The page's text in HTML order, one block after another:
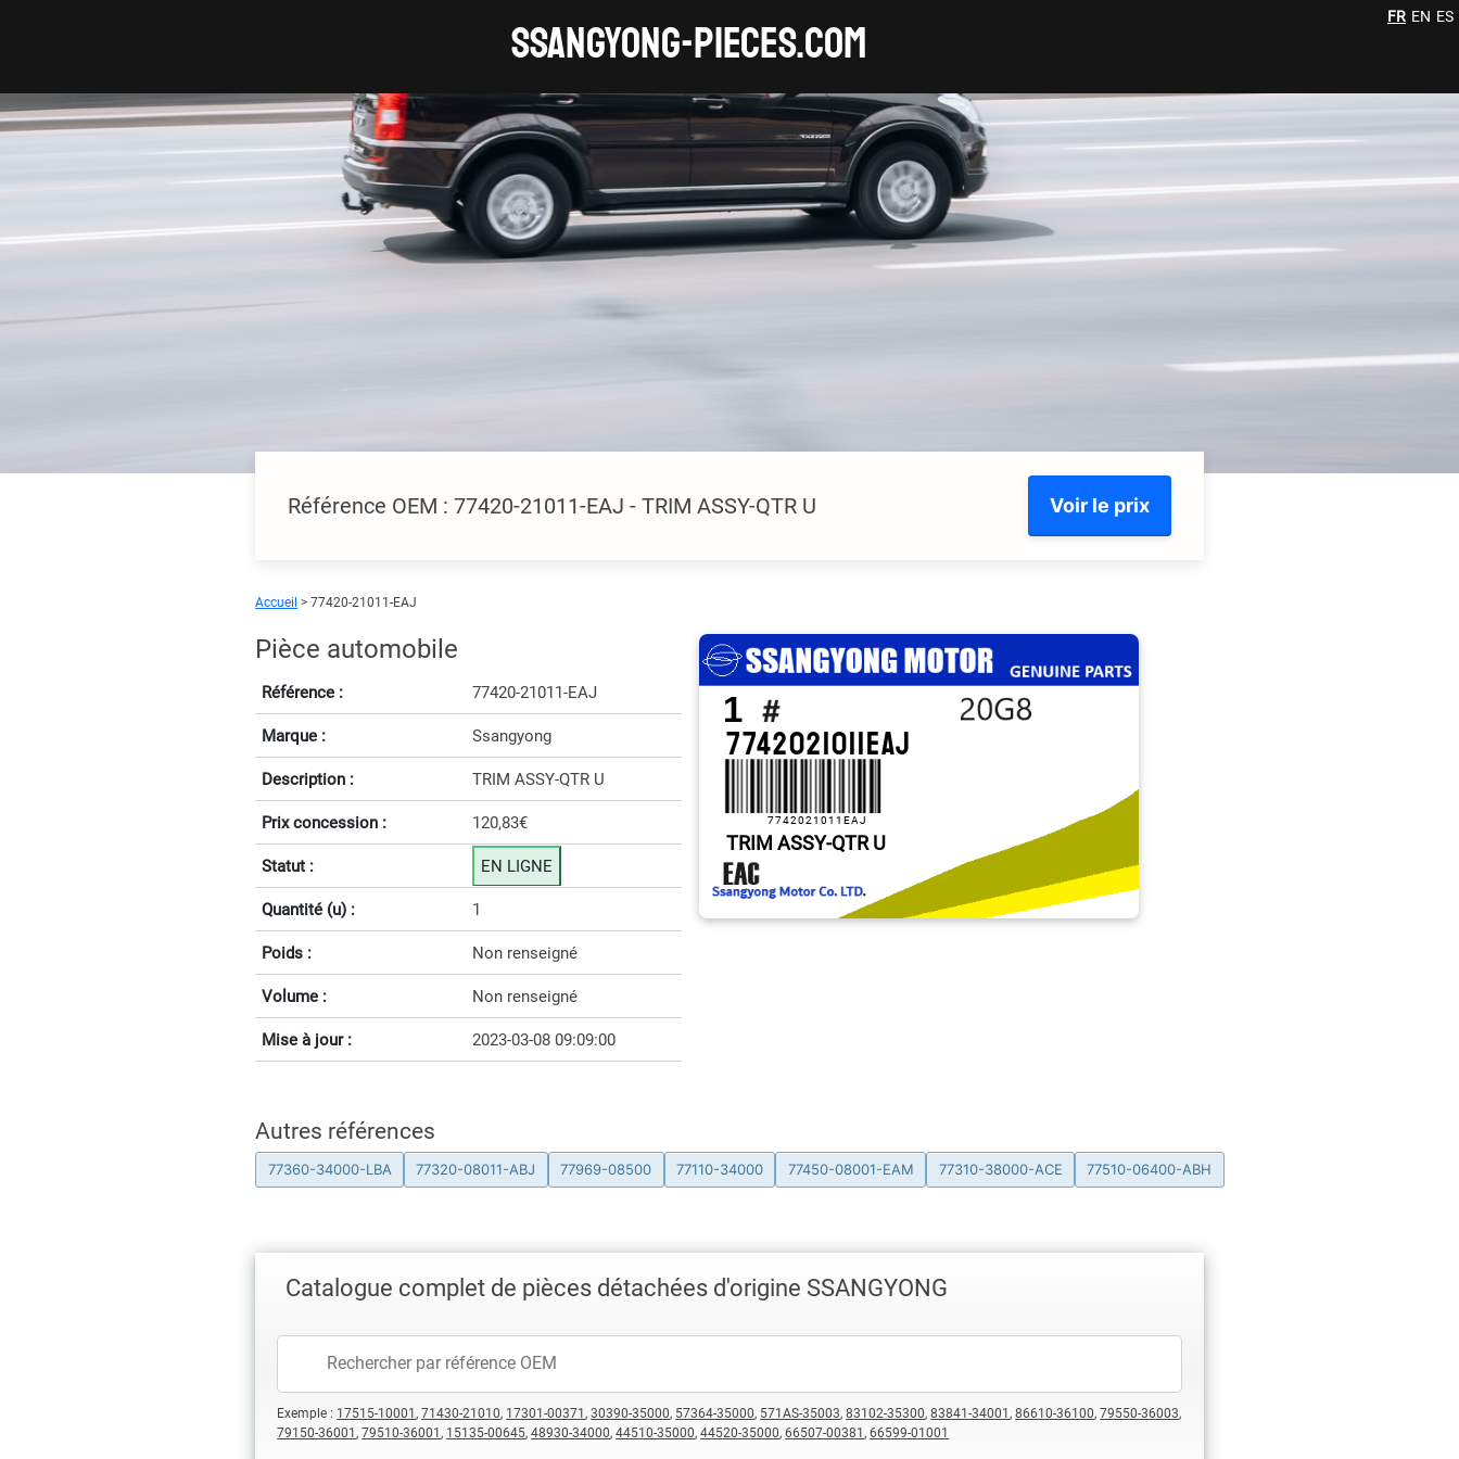
SSANGYONG-pieces.com FR EN ES
Référence OEM : 77420-21011-EAJ - TRIM ASSY-QTR U Voir le prix
Accueil > 77420-21011-EAJ
Pièce automobile
Référence : 77420-21011-EAJ
Marque : Ssangyong
Description : TRIM ASSY-QTR U
Prix concession : 120,83€
Statut : EN LIGNE
Quantité (u) : 1
Poids : Non renseigné
Volume : Non renseigné
Mise à jour : 2023-03-08 09:09:00
1
7742021011EAJ
7742021011EAJ
TRIM ASSY-QTR U
Autres références
77360-34000-LBA 77320-08011-ABJ 77969-08500 77110-34000 77450-08001-EAM 77310-38000-ACE 77510-06400-ABH
Catalogue complet de pièces détachées d'origine SSANGYONG
Exemple : 17515-10001,71430-21010, 17301-00371,30390-35000, 57364-35000, 571AS-35003,83102-35300,83841-34001,86610-36100,79550-36003,
79150-36001,79510-36001, 15135-00645,48930-34000,44510-35000,44520-35000,66507-00381,66599-01001